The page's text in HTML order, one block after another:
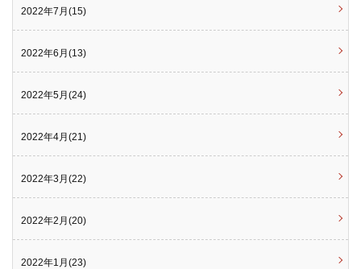
2022年7月(15)
2022年6月(13)
2022年5月(24)
2022年4月(21)
2022年3月(22)
2022年2月(20)
2022年1月(23)